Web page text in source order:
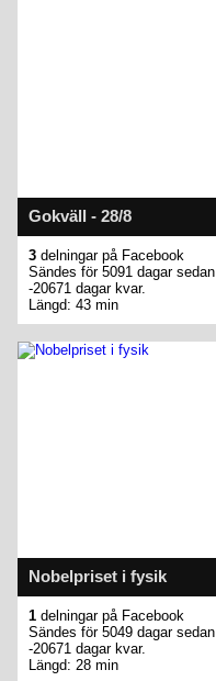
Gokväll - 28/8
3 delningar på Facebook
Sändes för 5091 dagar sedan
-20671 dagar kvar.
Längd: 43 min
Nobelpriset i fysik
1 delningar på Facebook
Sändes för 5049 dagar sedan
-20671 dagar kvar.
Längd: 28 min